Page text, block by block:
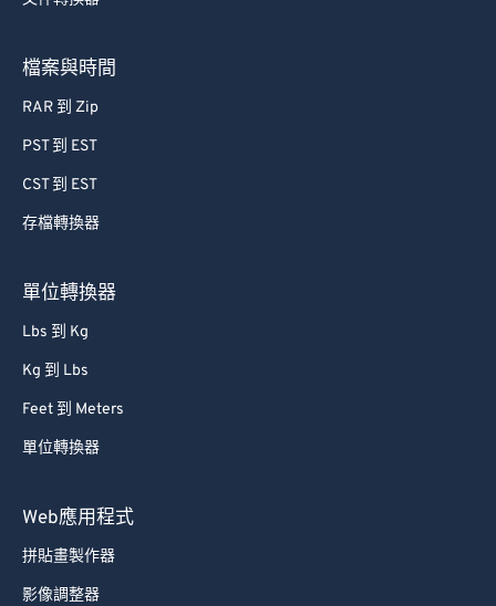
檔案與時間
RAR 到 Zip
PST 到 EST
CST 到 EST
存檔轉換器
單位轉換器
Lbs 到 Kg
Kg 到 Lbs
Feet 到 Meters
單位轉換器
Web應用程式
拼貼畫製作器
影像調整器